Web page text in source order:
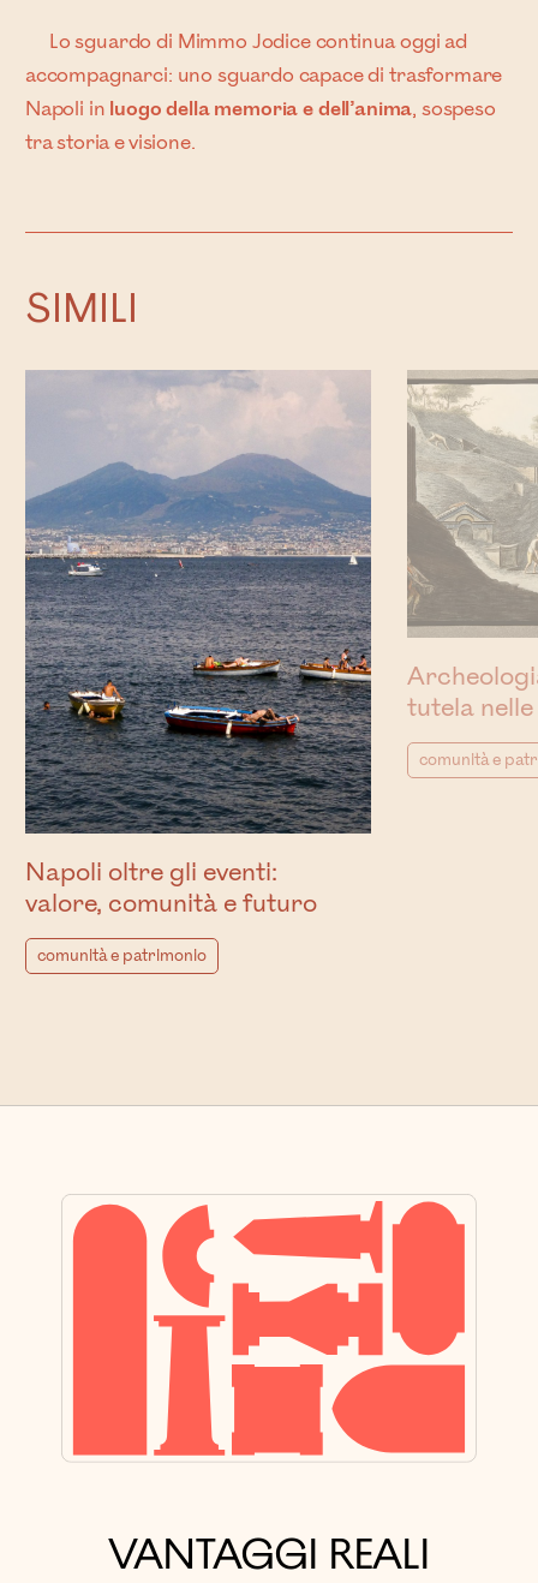
Lo sguardo di Mimmo Jodice continua oggi ad
accompagnarci: uno sguardo capace di trasformare
Napoli in luogo della memoria e dell’anima, sospeso
tra storia e visione.
SIMILI
Napoli oltre gli eventi:
valore, comunità e futuro
comunità e patrimonio
tutela
comunità e
VANTAGGI REALI